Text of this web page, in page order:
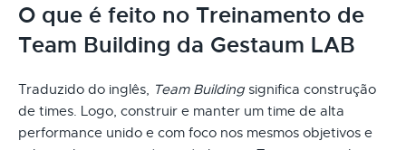
O que é feito no Treinamento de
Team Building da Gestaum LAB
Traduzido do inglês, Team Building significa construção
de times. Logo, construir e manter um time de alta
performance unido e com foco nos mesmos objetivos e